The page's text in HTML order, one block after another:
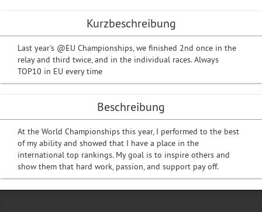
Kurzbeschreibung
Last year's @EU Championships, we finished 2nd once in the
relay and third twice, and in the individual races. Always
TOP10 in EU every time
Beschreibung
At the World Championships this year, I performed to the best
of my ability and showed that I have a place in the
international top rankings. My goal is to inspire others and
show them that hard work, passion, and support pay off.